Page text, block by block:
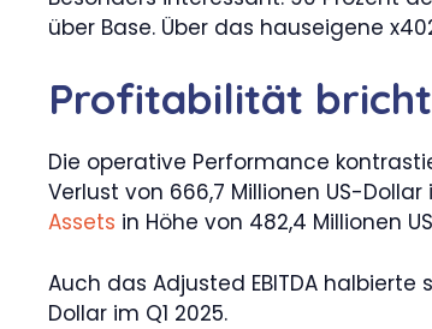
über Base. Über das hauseigene
Profitabilität
Die operative Performance
Verlust von 666,7 Millionen US-
Assets in Höhe von 482,4 Millionen
Auch das Adjusted EBITDA
Dollar im Q1 2025.